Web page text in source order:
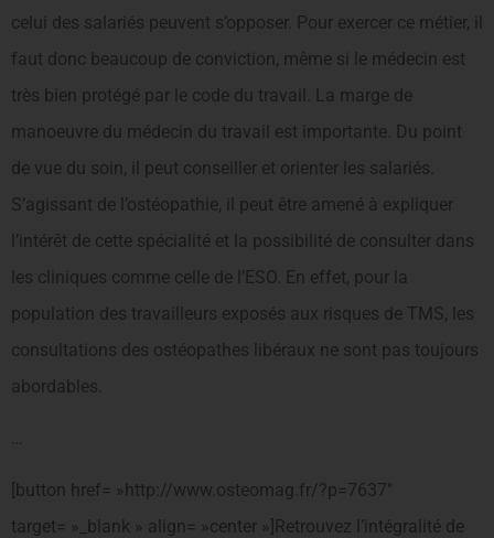
celui des salariés peuvent s’opposer. Pour exercer ce métier, il
faut donc beaucoup de conviction, même si le médecin est
très bien protégé par le code du travail. La marge de
manoeuvre du médecin du travail est importante. Du point
de vue du soin, il peut conseiller et orienter les salariés.
S’agissant de l’ostéopathie, il peut être amené à expliquer
l’intérêt de cette spécialité et la possibilité de consulter dans
les cliniques comme celle de l’ESO. En effet, pour la
population des travailleurs exposés aux risques de TMS, les
consultations des ostéopathes libéraux ne sont pas toujours
abordables.
…
[button href= »http://www.osteomag.fr/?p=7637″
target= »_blank » align= »center »]Retrouvez l’intégralité de